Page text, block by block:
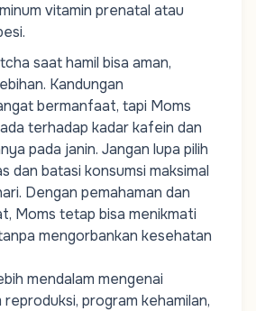
vitamin prenatal atau
saat hamil bisa aman,
Kandungan
bermanfaat, tapi Moms
terhadap kadar kafein dan
pada janin. Jangan lupa pilih
dan batasi konsumsi maksimal
Dengan pemahaman dan
Moms tetap bisa menikmati
mengorbankan kesehatan
mendalam mengenai
reproduksi, program kehamilan,